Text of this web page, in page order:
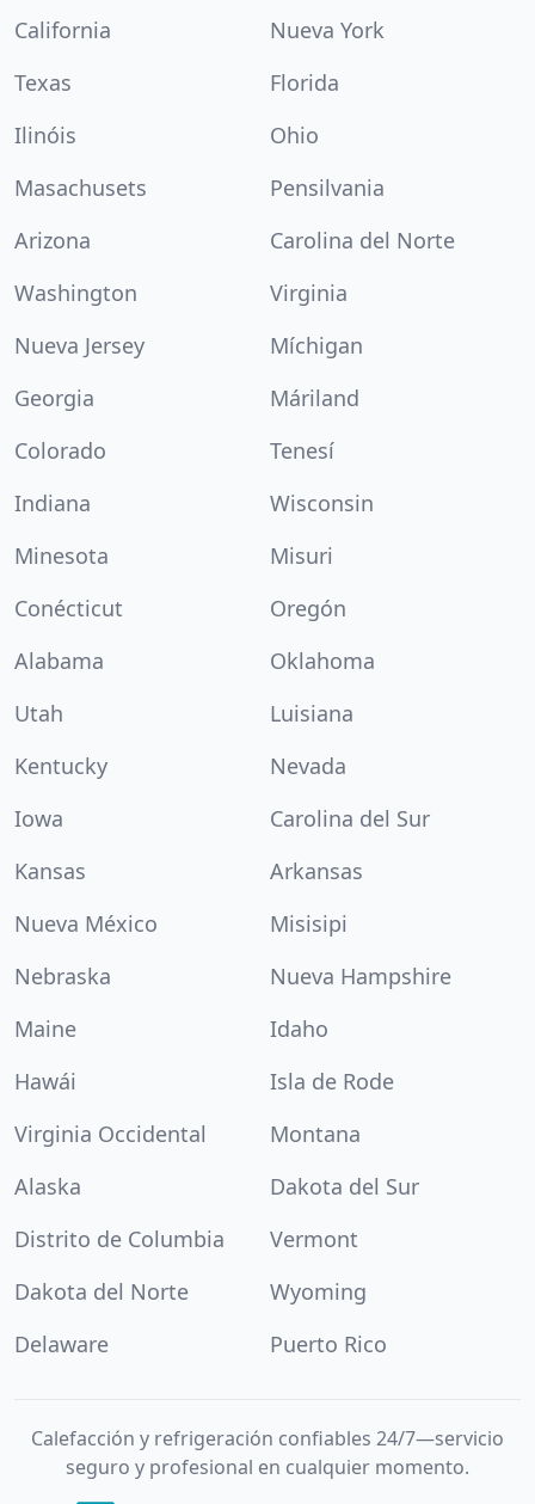
California
Nueva York
Texas
Florida
Ilinóis
Ohio
Masachusets
Pensilvania
Arizona
Carolina del Norte
Washington
Virginia
Nueva Jersey
Míchigan
Georgia
Máriland
Colorado
Tenesí
Indiana
Wisconsin
Minesota
Misuri
Conécticut
Oregón
Alabama
Oklahoma
Utah
Luisiana
Kentucky
Nevada
Iowa
Carolina del Sur
Kansas
Arkansas
Nueva México
Misisipi
Nebraska
Nueva Hampshire
Maine
Idaho
Hawái
Isla de Rode
Virginia Occidental
Montana
Alaska
Dakota del Sur
Distrito de Columbia
Vermont
Dakota del Norte
Wyoming
Delaware
Puerto Rico
Calefacción y refrigeración confiables 24/7—servicio
seguro y profesional en cualquier momento.